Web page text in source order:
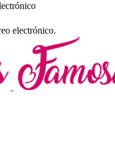
electrónico.